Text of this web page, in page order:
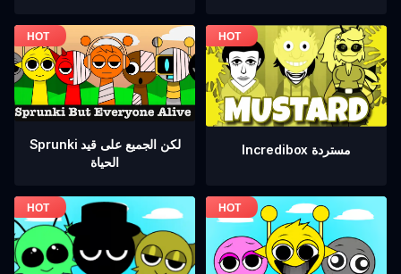
Sprunki لكن الجميع على قيد
الحياة
Incredibox مستردة